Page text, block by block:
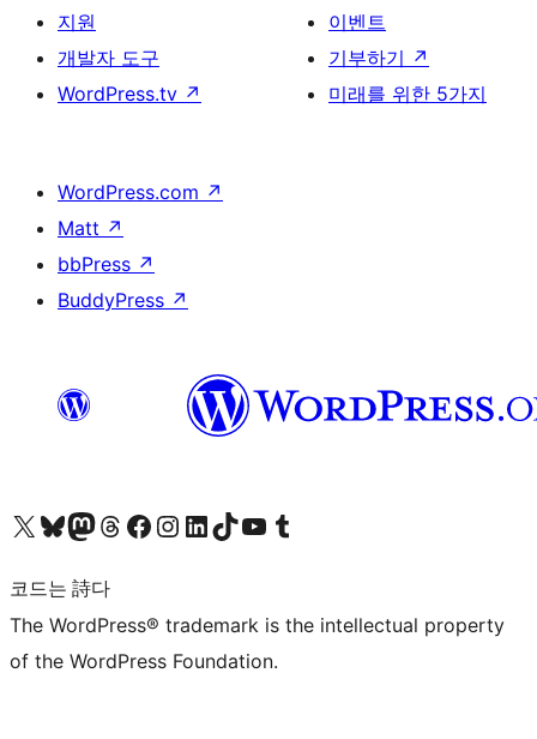
지원
개발자 도구
WordPress.tv ↗
이벤트
기부하기 ↗
미래를 위한 5가지
WordPress.com ↗
Matt ↗
bbPress ↗
BuddyPress ↗
X(이전 트위터) 계정 방문하기블루스카이 계정 방문하기마스토돈 계정 방문하기스레드 계정 방문하기 페이스북 페이지 방문하기인스타그램 계정 방문하기 LinkedIn 계정 방문하기틱톡 계정 방문하기유튜브 채널 방문하기 텀블러 계정 방문하기
코드는 詩다
The WordPress® trademark is the intellectual property
of the WordPress Foundation.